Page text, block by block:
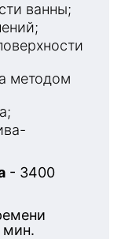
ванны;
методом
- 3400
мин.